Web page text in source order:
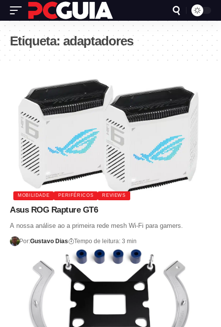
Etiqueta: adaptadores
MOBILIDADE PERIFÉRICOS REVIEWS
Asus ROG Rapture GT6
A nossa análise ao a primeira rede mesh Wi-Fi para gamers.
Por:Gustavo Dias Tempo de leitura: 3 min